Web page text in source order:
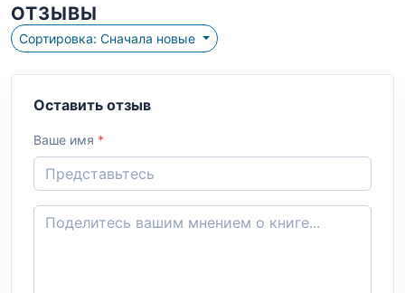
ОТЗЫВЫ
Сортировка: Сначала новые
Оставить отзыв
Ваше имя *